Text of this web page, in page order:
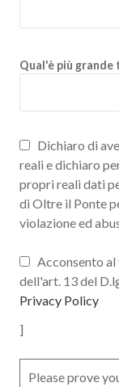
Qual'è più grande
Dichiaro di
reali e dichiaro
propri reali dati
di Oltre il Ponte
violazione ed
Acconsento
dell'art. 13 del
Privacy Policy
]
Please prove